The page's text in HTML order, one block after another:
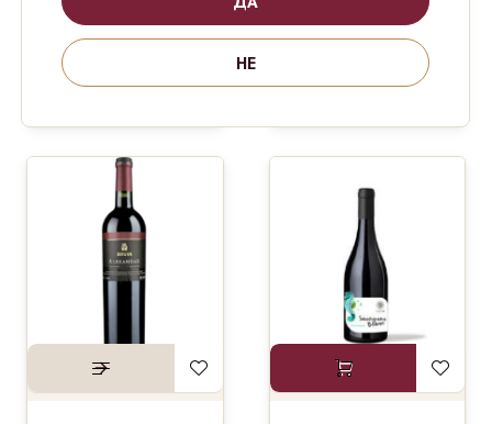
BOVIN
VENUS
0.75L
630
LAZAR
630 ден
НЕ